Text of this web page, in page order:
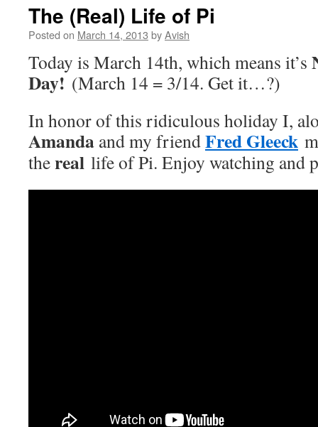
The (Real) Life of Pi
Posted on March 14, 2013 byAvish
Today is March 14th, which means it’s
Day! (March 14 = 3/14. Get it…?)
In honor of this ridiculous holiday I,
Amanda and my friendFred Gleeck
thereal life of Pi. Enjoy watching and